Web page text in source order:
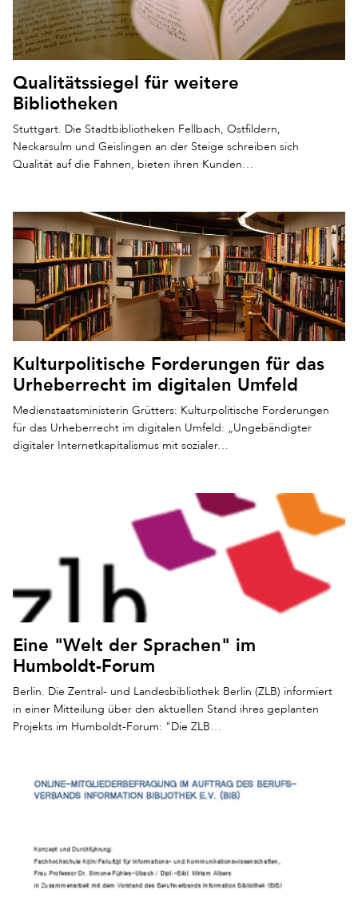
Qualitätssiegel für weitere
Bibliotheken
Stuttgart. Die Stadtbibliotheken Fellbach, Ostfildern,
Neckarsulm und Geislingen an der Steige schreiben sich
Qualität auf die Fahnen, bieten ihren Kunden…
Kulturpolitische Forderungen für das
Urheberrecht im digitalen Umfeld
Medienstaatsministerin Grütters: Kulturpolitische Forderungen
für das Urheberrecht im digitalen Umfeld: „Ungebändigter
digitaler Internetkapitalismus mit sozialer…
Eine "Welt der Sprachen" im
Humboldt-Forum
Berlin. Die Zentral- und Landesbibliothek Berlin (ZLB) informiert
in einer Mitteilung über den aktuellen Stand ihres geplanten
Projekts im Humboldt-Forum: "Die ZLB…